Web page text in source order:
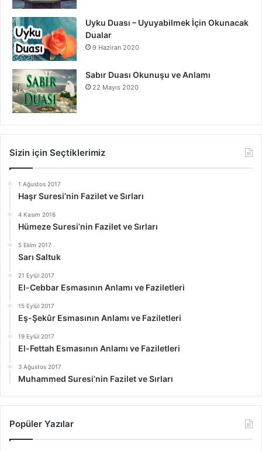
Uyku Duası – Uyuyabilmek İçin Okunacak
Dualar
9 Haziran 2020
Sabır Duası Okunuşu ve Anlamı
22 Mayıs 2020
Sizin için Seçtiklerimiz
1 Ağustos 2017
Haşr Suresi’nin Fazilet ve Sırları
4 Kasım 2016
Hümeze Suresi’nin Fazilet ve Sırları
5 Ekim 2017
Sarı Saltuk
21 Eylül 2017
El-Cebbar Esmasının Anlamı ve Faziletleri
15 Eylül 2017
Eş-Şekûr Esmasının Anlamı ve Faziletleri
19 Eylül 2017
El-Fettah Esmasının Anlamı ve Faziletleri
3 Ağustos 2017
Muhammed Suresi’nin Fazilet ve Sırları
Popüler Yazılar